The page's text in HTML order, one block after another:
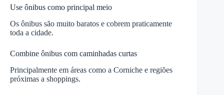
Use ônibus como principal meio
Os ônibus são muito baratos e cobrem praticamente
toda a cidade.
Combine ônibus com caminhadas curtas
Principalmente em áreas como a Corniche e regiões
próximas a shoppings.